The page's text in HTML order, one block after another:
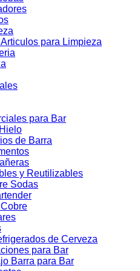
para Limpieza
para Bar
de Barra
y Reutilizables
Sodas
de Cerveza
para Bar
Barra para Bar